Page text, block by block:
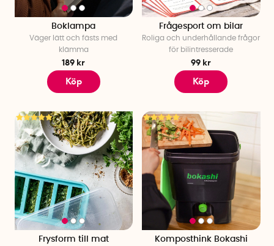
nästa kapitel i deras liv med stil och substans.
Boklampa
Väger lätt och fästs med
klämma
189 kr
Köp
Frågesport om bilar
Roliga och underhållande frågor
för bilintresserade
99 kr
Köp
Frysform till mat
Komposthink Bokashi